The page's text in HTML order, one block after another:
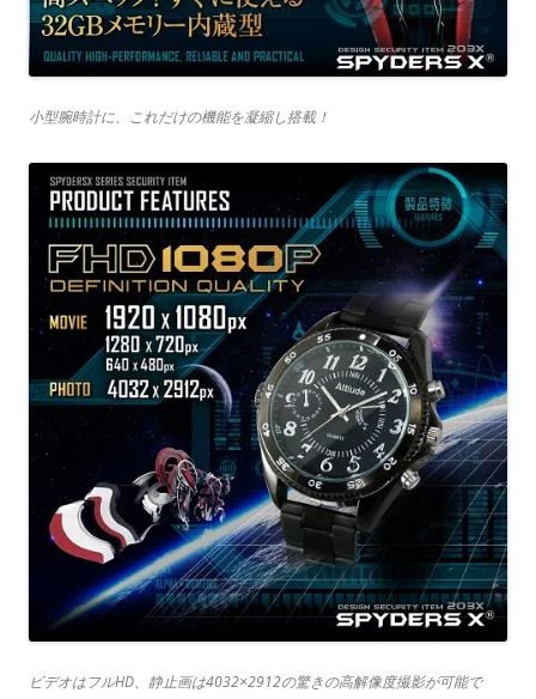
小型腕時計に、これだけの機能を凝縮し搭載！
ビデオはフルHD、静止画は4032×2912の驚きの高解像度撮影が可能で